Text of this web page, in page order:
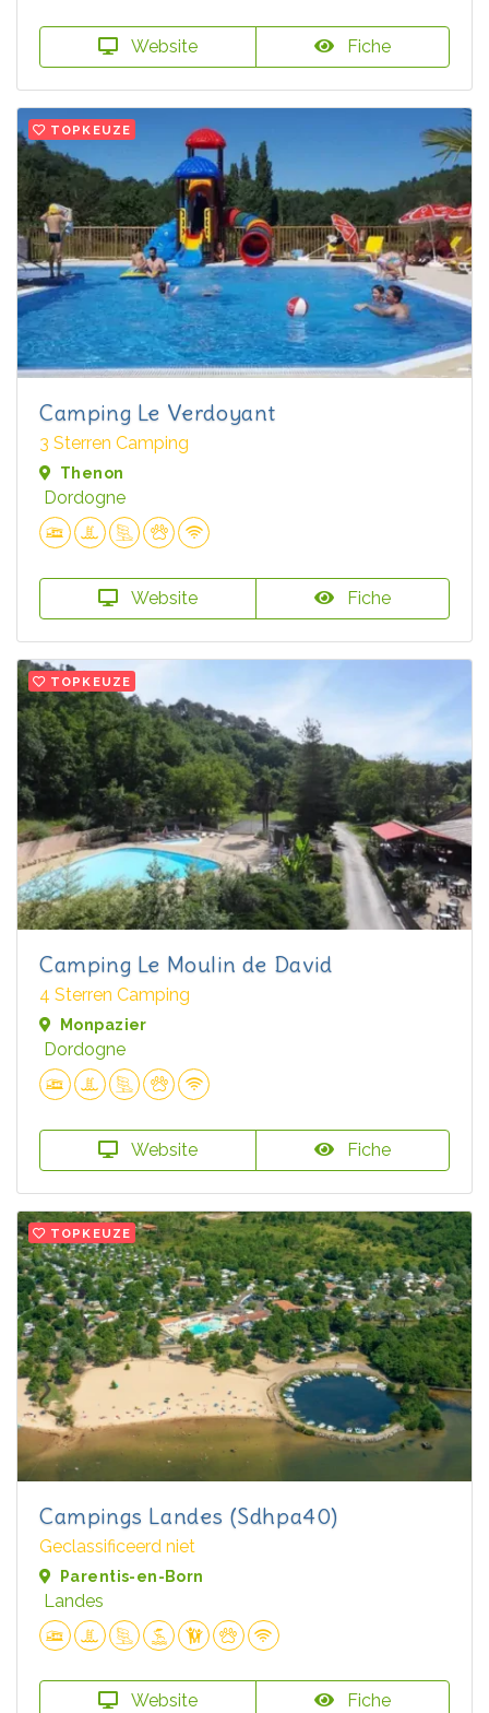
Website Fiche
TOPKEUZE
Camping Le Verdoyant
3 Sterren Camping
Thenon
Dordogne
Website Fiche
TOPKEUZE
Camping Le Moulin de David
4 Sterren Camping
Monpazier
Dordogne
Website Fiche
TOPKEUZE
Campings Landes (Sdhpa40)
Geclassificeerd niet
Parentis-en-Born
Landes
Website Fiche